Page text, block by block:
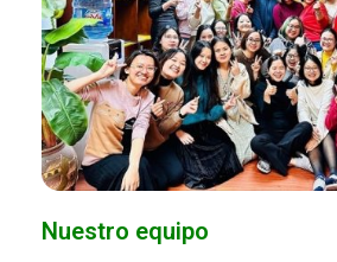
Nuestro equipo